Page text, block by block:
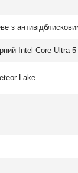
з
Intel Core Ultra
Lake